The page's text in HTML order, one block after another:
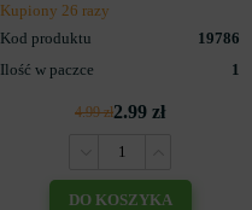
Kupiony 26 razy
Kod produktu
19786
Ilość w paczce
1
4.99 zł2.99 zł
DO KOSZYKA